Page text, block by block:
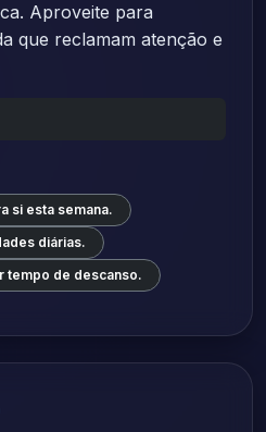
Aproveite para
que reclamam atenção e
si esta semana.
diárias.
tempo de descanso.